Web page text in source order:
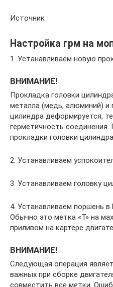
Источник
Настройка грм на
1. Устанавливаем новую
ВНИМАНИЕ!
Прокладка головки
металла (медь, алюминий) и
цилиндра деформируется,
герметичность
прокладки головки
2. Устанавливаем
3. Устанавливаем головку
4. Устанавливаем поршень
Обычно это метка «Т» на
приливом на картере
ВНИМАНИЕ!
Следующая операция
важных при сборке
совместить все метки.